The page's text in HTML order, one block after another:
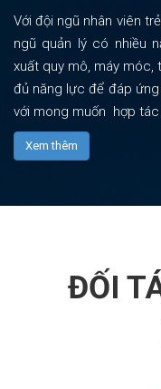
Với đội ngũ nhân viên
ngũ quản lý có nhiều
xuất quy mô, máy móc,
đủ năng lực để đáp
với mong muốn hợp tác
Xem thêm
ĐỐI